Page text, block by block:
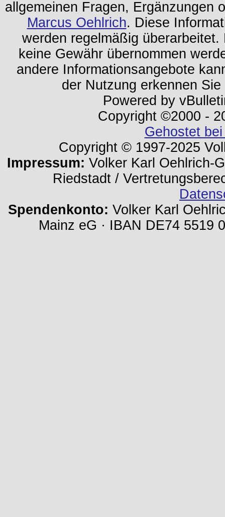
allgemeinen Fragen, Ergänzungen
Marcus Oehlrich. Diese
werden regelmäßig
keine Gewähr übernommen
andere Informationsangebote
der Nutzung erkennen
Powered by
Copyright ©2000 -
Gehostet
Copyright © 1997-2025
Impressum: Volker Karl Oehlrich-
Riedstadt /
Spendenkonto: Volker Karl
Mainz eG · IBAN DE74 5519